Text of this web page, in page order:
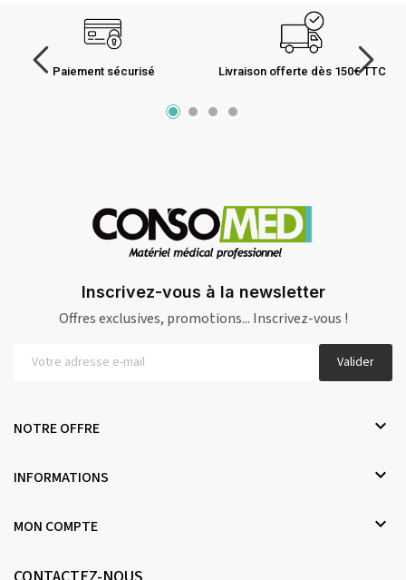
Paiement sécurisé Livraison offerte dès 150€ TTC
Inscrivez-vous à la newsletter
Offres exclusives, promotions... Inscrivez-vous !
Valider
NOTRE OFFRE 
INFORMATIONS 
MON COMPTE 